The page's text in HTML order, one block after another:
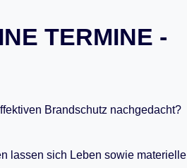
TERMINE -
Brandschutz nachgedacht?
lassen sich Leben sowie materielle